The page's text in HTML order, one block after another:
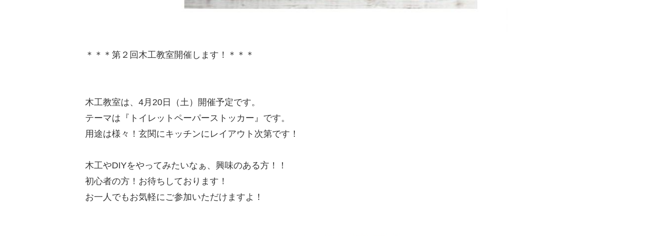
＊＊＊第２回木工教室開催します！＊＊＊
木工教室は、4月20日（土）開催予定です。
テーマは『トイレットペーパーストッカー』です。
用途は様々！玄関にキッチンにレイアウト次第です！
木工やDIYをやってみたいなぁ、興味のある方！！
初心者の方！お待ちしております！
お一人でもお気軽にご参加いただけますよ！